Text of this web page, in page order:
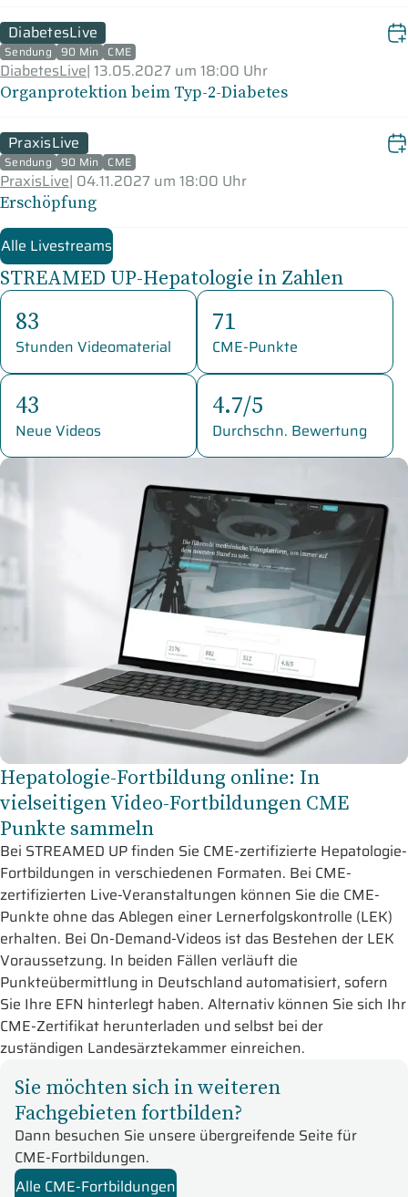
DiabetesLive
Sendung 90 Min CME
DiabetesLive| 13.05.2027 um 18:00 Uhr
Organprotektion beim Typ-2-Diabetes
PraxisLive
Sendung 90 Min CME
PraxisLive| 04.11.2027 um 18:00 Uhr
Erschöpfung
Alle Livestreams
STREAMED UP-Hepatologie in Zahlen
83
Stunden Videomaterial
71
CME-Punkte
43
Neue Videos
4.7/5
Durchschn. Bewertung
Hepatologie-Fortbildung online: In
vielseitigen Video-Fortbildungen CME
Punkte sammeln
Bei STREAMED UP finden Sie CME-zertifizierte Hepatologie-
Fortbildungen in verschiedenen Formaten. Bei CME-
zertifizierten Live-Veranstaltungen können Sie die CME-
Punkte ohne das Ablegen einer Lernerfolgskontrolle (LEK)
erhalten. Bei On-Demand-Videos ist das Bestehen der LEK
Voraussetzung. In beiden Fällen verläuft die
Punkteübermittlung in Deutschland automatisiert, sofern
Sie Ihre EFN hinterlegt haben. Alternativ können Sie sich Ihr
CME-Zertifikat herunterladen und selbst bei der
zuständigen Landesärztekammer einreichen.
Sie möchten sich in weiteren
Fachgebieten fortbilden?
Dann besuchen Sie unsere übergreifende Seite für
CME-Fortbildungen.
Alle CME-Fortbildungen